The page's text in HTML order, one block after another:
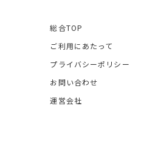
総合TOP
ご利用にあたって
プライバシーポリシー
お問い合わせ
運営会社